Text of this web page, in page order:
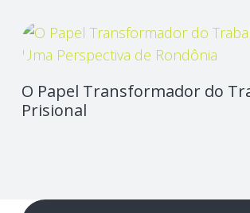
O Papel Transformador do
Prisional